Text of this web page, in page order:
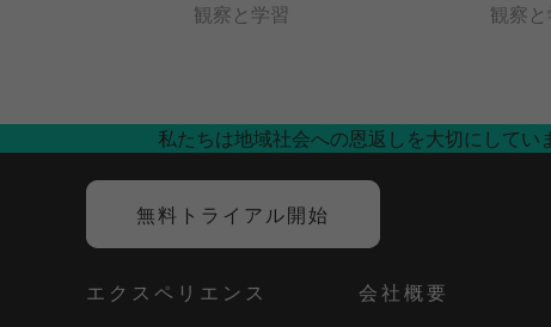
観察と学習
観察
私たちは地域社会への恩返しを大切にしてい
無料トライアル開始
エクスペリエンス 会社概要